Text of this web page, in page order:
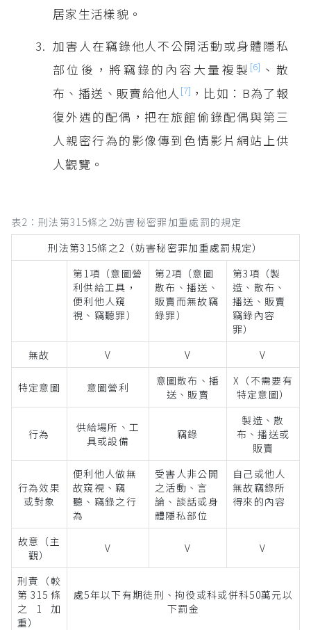
居家生活樣貌。
加害人在竊錄他人不公開活動或身體隱私
部位後，將竊錄的內容大量複製 [6] 、散
布、播送、販賣給他人 [7] ，比如：B為了報
復外遇的配偶，把在旅館偷錄配偶與第三
人親密行為的影像傳到色情影片網站上供
人觀覽。
表2：刑法第315條之2妨害秘密罪加重處罰的規定
刑法第315條之2（妨害秘密罪加重處罰規定）
第1項（意圖營
利供給工具，
便利他人窺
視、竊聽罪）
第2項（意圖
散布、播送、
販賣而無故竊
錄罪）
第3項（製
造、散布、
播送、販賣
竊錄內容
罪）
無故
V V V
特定意圖 意圖營利
意圖散布、播
送、販賣
X（不需要有
特定意圖）
行為
供給場所、工
具或設備
竊錄
製造、散
布、播送或
販賣
行為效果
或對象
便利他人做無
故窺視、竊
聽、竊錄之行
為
受害人非公開
之活動、言
論、談話或身
體隱私部位
自己或他人
無故竊錄所
得來的內容
故意（主
觀）
V V V
刑責（較
第315條
之1加
重）
處5年以下有期徒刑、拘役或科或併科50萬元以
下罰金